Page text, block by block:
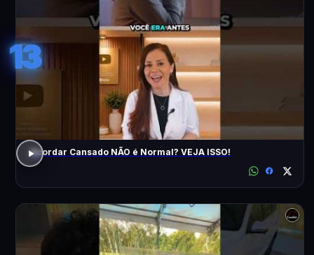
13
Acordar Cansado NÃO é Normal? VEJA ISSO!